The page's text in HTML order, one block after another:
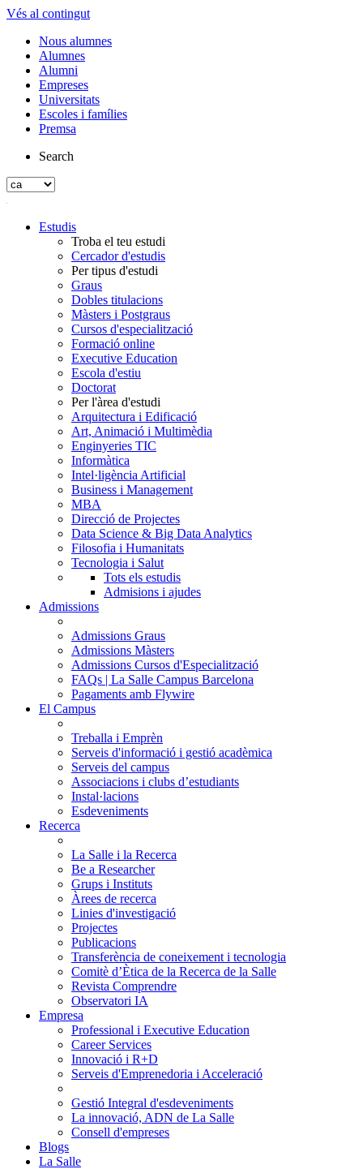
Vés al contingut
Nous alumnes
Alumnes
Alumni
Empreses
Universitats
Escoles i famílies
Premsa
Search
Estudis
Troba el teu estudi
Cercador d'estudis
Per tipus d'estudi
Graus
Dobles titulacions
Màsters i Postgraus
Cursos d'especialització
Formació online
Executive Education
Escola d'estiu
Doctorat
Per l'àrea d'estudi
Arquitectura i Edificació
Art, Animació i Multimèdia
Enginyeries TIC
Informàtica
Intel·ligència Artificial
Business i Management
MBA
Direcció de Projectes
Data Science & Big Data Analytics
Filosofia i Humanitats
Tecnologia i Salut
Tots els estudis
Admisions i ajudes
Admissions
Admissions Graus
Admissions Màsters
Admissions Cursos d'Especialització
FAQs | La Salle Campus Barcelona
Pagaments amb Flywire
El Campus
Treballa i Emprèn
Serveis d'informació i gestió acadèmica
Serveis del campus
Associacions i clubs d’estudiants
Instal·lacions
Esdeveniments
Recerca
La Salle i la Recerca
Be a Researcher
Grups i Instituts
Àrees de recerca
Linies d'investigació
Projectes
Publicacions
Transferència de coneixement i tecnologia
Comitè d’Ètica de la Recerca de la Salle
Revista Comprendre
Observatori IA
Empresa
Professional i Executive Education
Career Services
Innovació i R+D
Serveis d'Emprenedoria i Acceleració
Gestió Integral d'esdeveniments
La innovació, ADN de La Salle
Consell d'empreses
Blogs
La Salle